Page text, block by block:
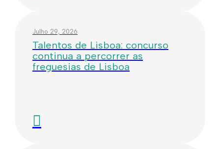
Julho 29, 2026
Talentos de Lisboa: concurso
continua a percorrer as
freguesias de Lisboa